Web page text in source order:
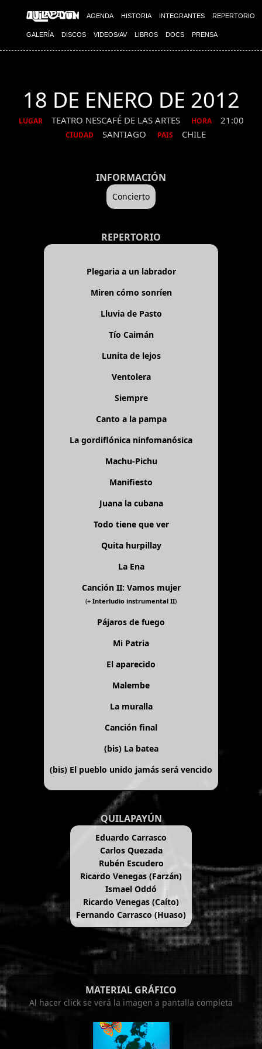
AGENDA HISTORIA INTEGRANTES REPERTORIO
GALERÍA DISCOS VIDEOS/AV LIBROS DOCS PRENSA
18 DE ENERO DE 2012
LUGAR TEATRO NESCAFÉ DE LAS ARTES HORA 21:00
CIUDAD SANTIAGO PAIS CHILE
INFORMACIÓN
Concierto
REPERTORIO
Plegaria a un labrador
Miren cómo sonríen
Lluvia de Pasto
Tío Caimán
Lunita de lejos
Ventolera
Siempre
Canto a la pampa
La gordiflónica ninfomanósica
Machu-Pichu
Manifiesto
Juana la cubana
Todo tiene que ver
Quita hurpillay
La Ena
Canción II: Vamos mujer
(+ Interludio instrumental II)
Pájaros de fuego
Mi Patria
El aparecido
Malembe
La muralla
Canción final
(bis) La batea
(bis) El pueblo unido jamás será vencido
QUILAPAYÚN
Eduardo Carrasco
Carlos Quezada
Rubén Escudero
Ricardo Venegas (Farzán)
Ismael Oddó
Ricardo Venegas (Caíto)
Fernando Carrasco (Huaso)
MATERIAL GRÁFICO
Al hacer click se verá la imagen a pantalla completa